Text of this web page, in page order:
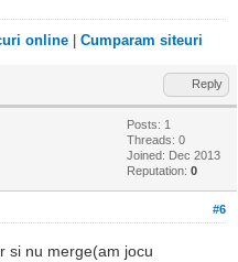
online Cumparam siteuri
Reply
Posts: 1
Threads: 0
Joined: Dec 2013
Reputation: 0
#6
si nu merge(am jocu